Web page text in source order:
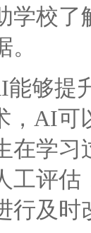
学校了
够提升
，AI
在学习
工评估
及时